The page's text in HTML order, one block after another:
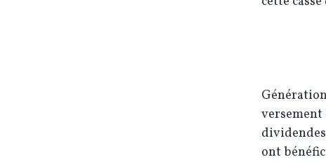
versement
ont